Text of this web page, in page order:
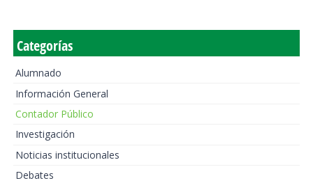
Categorías
Alumnado
Información General
Contador Público
Investigación
Noticias institucionales
Debates